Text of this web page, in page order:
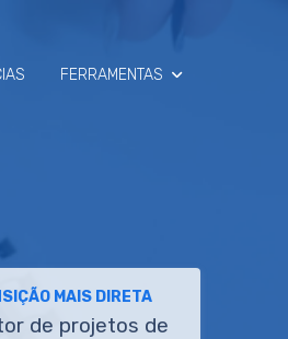
FERRAMENTAS
MAIS DIRETA
de projetos de